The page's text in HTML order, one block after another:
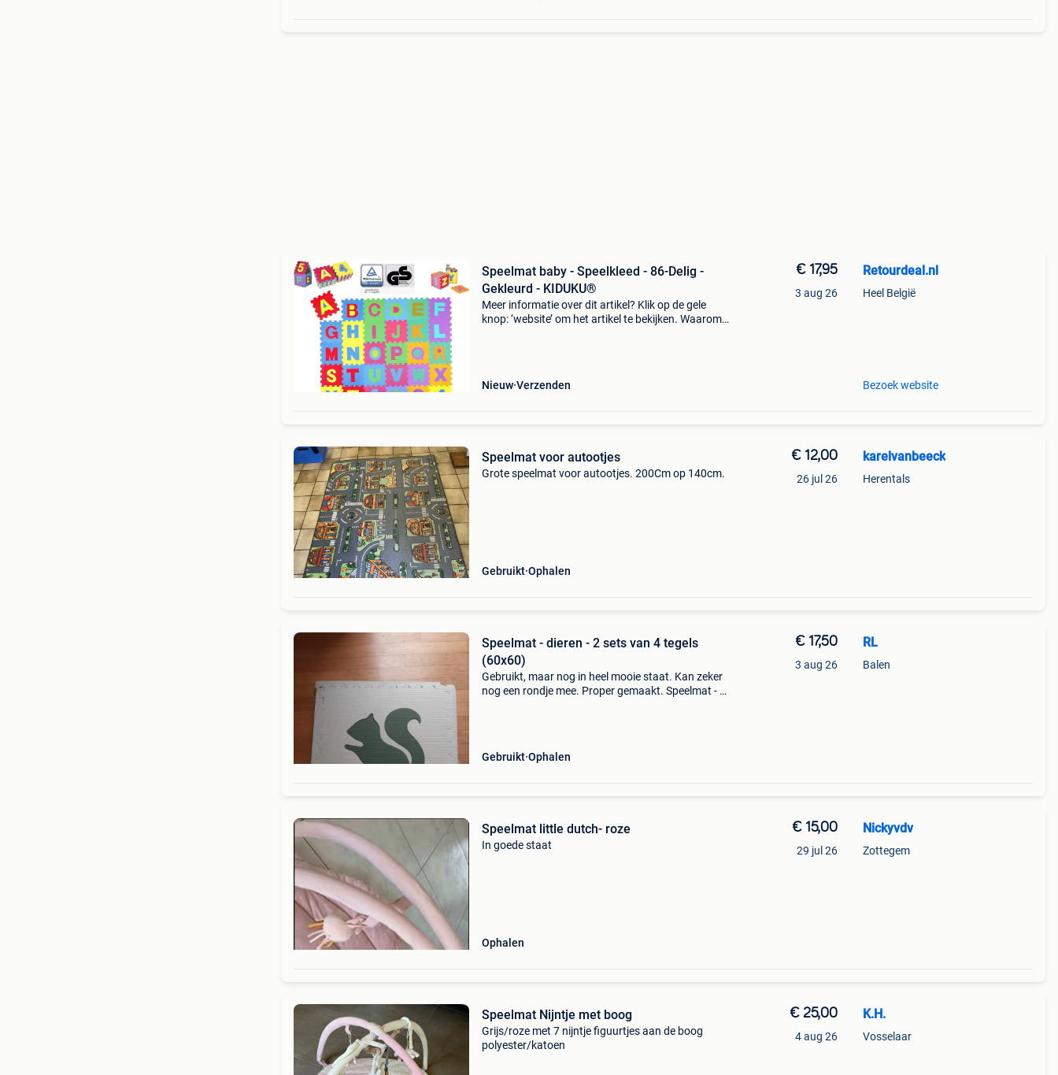
Speelmat baby - Speelkleed - 86-Delig -
Gekleurd - KIDUKU®
Meer informatie over dit artikel? Klik op de gele
knop: ‘website’ om het artikel te bekijken. Waarom
Nieuw Verzenden
€ 17,95
3 aug 26
Retourdeal.nl
Heel België
Bezoek website
Speelmat voor autootjes
Grote speelmat voor autootjes. 200Cm op 140cm.
Gebruikt Ophalen
€ 12,00
26 jul 26
karelvanbeeck
Herentals
Speelmat - dieren - 2 sets van 4 tegels
(60x60)
Gebruikt, maar nog in heel mooie staat. Kan zeker
nog een rondje mee. Proper gemaakt. Speelmat - 2
Gebruikt Ophalen
€ 17,50
3 aug 26
RL
Balen
Speelmat little dutch- roze
In goede staat
Ophalen
€ 15,00
29 jul 26
Nickyvdv
Zottegem
Speelmat Nijntje met boog
Grijs/roze met 7 nijntje figuurtjes aan de boog
polyester/katoen
€ 25,00
4 aug 26
K.H.
Vosselaar